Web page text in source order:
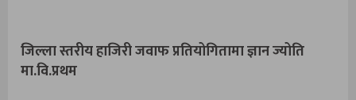
जिल्ला स्तरीय हाजिरी जवाफ प्रतियोगितामा ज्ञान ज्योति
मा.वि.प्रथम